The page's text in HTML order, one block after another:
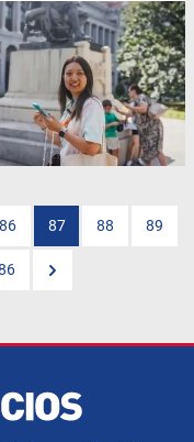
86 87 88 89